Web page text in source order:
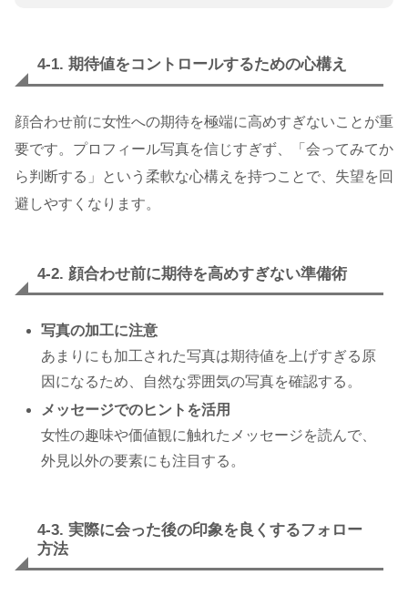
4-1. 期待値をコントロールするための心構え
顔合わせ前に女性への期待を極端に高めすぎないことが重
要です。プロフィール写真を信じすぎず、「会ってみてか
ら判断する」という柔軟な心構えを持つことで、失望を回
避しやすくなります。
4-2. 顔合わせ前に期待を高めすぎない準備術
写真の加工に注意
あまりにも加工された写真は期待値を上げすぎる原
因になるため、自然な雰囲気の写真を確認する。
メッセージでのヒントを活用
女性の趣味や価値観に触れたメッセージを読んで、
外見以外の要素にも注目する。
4-3. 実際に会った後の印象を良くするフォロー
方法